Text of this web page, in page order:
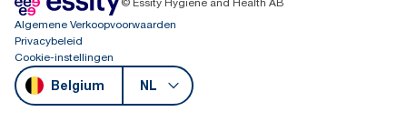
Algemene Verkoopvoorwaarden
Privacybeleid
Cookie-instellingen
Belgium NL